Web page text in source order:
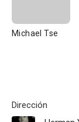
Michael Tse
Dirección